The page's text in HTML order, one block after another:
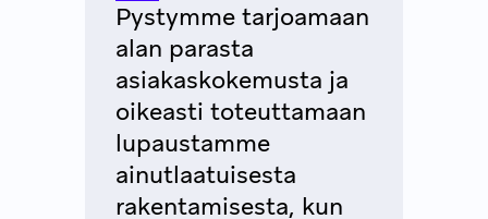
Pystymme tarjoamaan
alan parasta
asiakaskokemusta ja
oikeasti toteuttamaan
lupaustamme
ainutlaatuisesta
rakentamisesta, kun